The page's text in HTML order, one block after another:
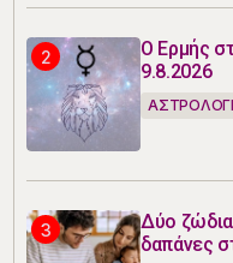
Ο Ερμής
9.8.2026
Δύο
δαπάνες